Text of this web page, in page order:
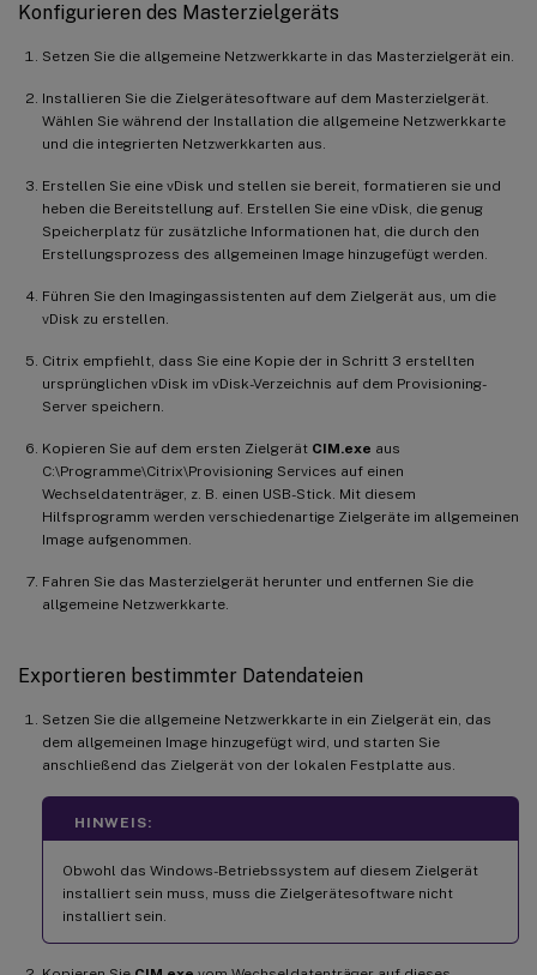
Konfigurieren des Masterzielgeräts
Setzen Sie die allgemeine Netzwerkkarte in das Masterzielgerät ein.
Installieren Sie die Zielgerätesoftware auf dem Masterzielgerät.
Wählen Sie während der Installation die allgemeine Netzwerkkarte
und die integrierten Netzwerkkarten aus.
Erstellen Sie eine vDisk und stellen sie bereit, formatieren sie und
heben die Bereitstellung auf. Erstellen Sie eine vDisk, die genug
Speicherplatz für zusätzliche Informationen hat, die durch den
Erstellungsprozess des allgemeinen Image hinzugefügt werden.
Führen Sie den Imagingassistenten auf dem Zielgerät aus, um die
vDisk zu erstellen.
Citrix empfiehlt, dass Sie eine Kopie der in Schritt 3 erstellten
ursprünglichen vDisk im vDisk-Verzeichnis auf dem Provisioning-
Server speichern.
Kopieren Sie auf dem ersten Zielgerät CIM.exe aus
C:\Programme\Citrix\Provisioning Services auf einen
Wechseldatenträger, z. B. einen USB-Stick. Mit diesem
Hilfsprogramm werden verschiedenartige Zielgeräte im allgemeinen
Image aufgenommen.
Fahren Sie das Masterzielgerät herunter und entfernen Sie die
allgemeine Netzwerkkarte.
Exportieren bestimmter Datendateien
Setzen Sie die allgemeine Netzwerkkarte in ein Zielgerät ein, das
dem allgemeinen Image hinzugefügt wird, und starten Sie
anschließend das Zielgerät von der lokalen Festplatte aus.
HINWEIS:
Obwohl das Windows-Betriebssystem auf diesem Zielgerät
installiert sein muss, muss die Zielgerätesoftware nicht
installiert sein.